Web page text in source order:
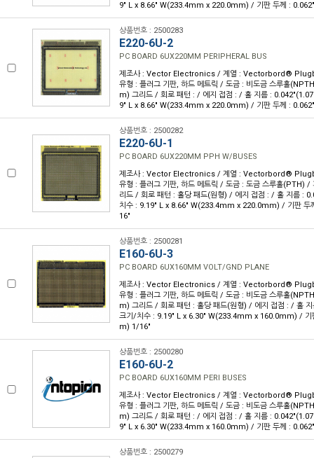
9" L x 8.66" W(233.4mm x 220.0mm) / 기판 두께 :
상품번호 : 2500283
E220-6U-2
PC BOARD 6UX220MM PERIPHERAL BUS
제조사 : Vector Electronics / 계열 : Vectorbord®
유형 : 플러그 기판, 하드 메트릭 / 도금 : 비도금 스루홀
m) 그리드 / 회로 패턴 : / 에지 접점 : / 홀 지름 :
9" L x 8.66" W(233.4mm x 220.0mm) / 기판 두께 :
상품번호 : 2500282
E220-6U-1
PC BOARD 6UX220MM PPH W/BUSES
제조사 : Vector Electronics / 계열 : Vectorbord®
유형 : 플러그 기판, 하드 메트릭 / 도금 : 도금 스루홀(PTH)
리드 / 회로 패턴 : 홀당 패드(원형) / 에지 접점 : / 홀 지름 :
치수 : 9.19" L x 8.66" W(233.4mm x 220.0mm) / 기판
16"
상품번호 : 2500281
E160-6U-3
PC BOARD 6UX160MM VOLT/GND PLANE
제조사 : Vector Electronics / 계열 : Vectorbord®
유형 : 플러그 기판, 하드 메트릭 / 도금 : 비도금 스루홀
m) 그리드 / 회로 패턴 : 홀당 패드(원형) / 에지 접점 : / 홀
크기/치수 : 9.19" L x 6.30" W(233.4mm x 160.0mm) / 기
m) 1/16"
상품번호 : 2500280
E160-6U-2
PC BOARD 6UX160MM PERI BUSES
제조사 : Vector Electronics / 계열 : Vectorbord®
유형 : 플러그 기판, 하드 메트릭 / 도금 : 비도금 스루홀
m) 그리드 / 회로 패턴 : / 에지 접점 : / 홀 지름 :
9" L x 6.30" W(233.4mm x 160.0mm) / 기판 두께 :
상품번호 : 2500279